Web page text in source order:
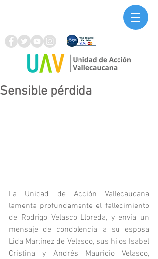
Sensible pérdida
La Unidad de Acción Vallecaucana
lamenta profundamente el fallecimiento
de Rodrigo Velasco Lloreda, y envía un
mensaje de condolencia a su esposa
Lida Martínez de Velasco, sus hijos Isabel
Cristina y Andrés Mauricio Velasco,